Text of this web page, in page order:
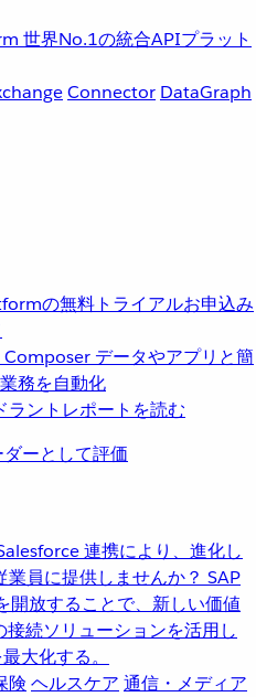
世界No.1の統合APIプラット
Connector DataGraph
の無料トライアルお申込み
データやアプリと簡
務を自動化
ーとして評価
連携により、進化し
員に提供しませんか？ SAP
開放することで、新しい価値
接続ソリューションを活用し
大化する。
険 ヘルスケア 通信・メディア